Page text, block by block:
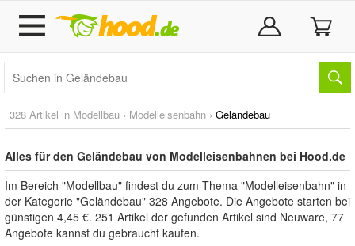
328 Artikel in Modellbau › Modelleisenbahn › Geländebau
Alles für den Geländebau von Modelleisenbahnen bei Hood.de
Im Bereich "Modellbau" findest du zum Thema "Modelleisenbahn" in
der Kategorie "Geländebau" 328 Angebote. Die Angebote starten bei
günstigen 4,45 €. 251 Artikel der gefunden Artikel sind Neuware, 77
Angebote kannst du gebraucht kaufen.